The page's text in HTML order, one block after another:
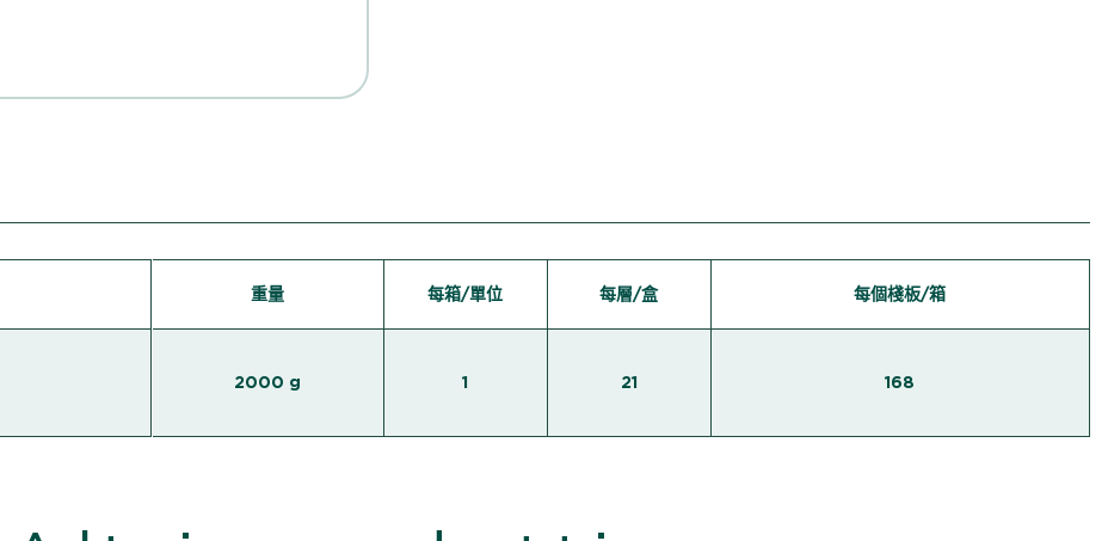
重量 每箱/單位 每層/盒 每個棧板/箱
2000 g 1 21 168